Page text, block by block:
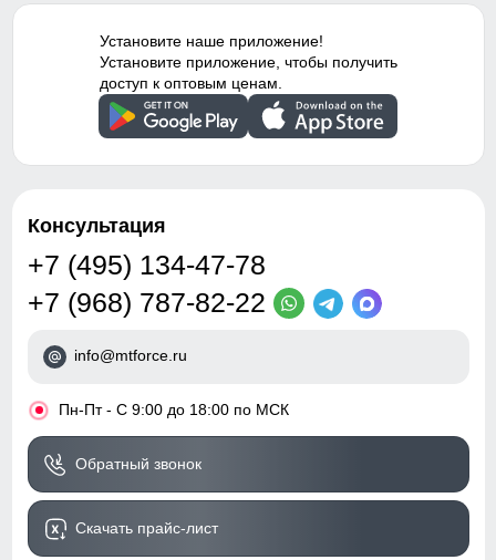
Установите наше приложение!
Установите приложение, чтобы получить
доступ к оптовым ценам.
Консультация
+7 (495) 134-47-78
+7 (968) 787-82-22
info@mtforce.ru
• Пн-Пт - С 9:00 до 18:00 по МСК
Обратный звонок
Скачать прайс-лист